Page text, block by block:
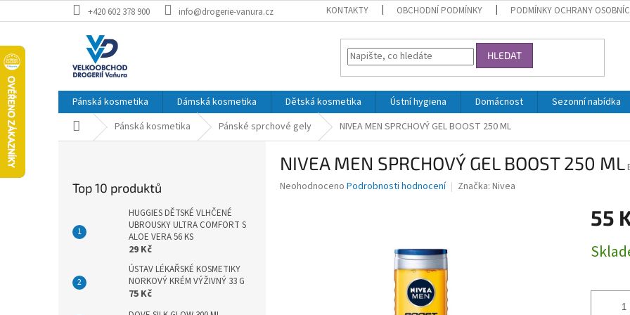
na
+420 602 378 900 info@drogerie-vanura.cz KONTAKTY OBCHODNÍ PODMÍNKY PODMÍNKY OCHRANY
HLEDAT
Pánská kosmetika Dámská kosmetika Dětská kosmetika Ústní hygiena Domácnost Sezonní nabídka
Domů Pánská kosmetika Pánské sprchové gely NIVEA MEN SPRCHOVÝ GEL BOOST 250 ML
Top 10 produktů
HUGGIES DĚTSKÉ VLHČENÉ
UBROUSKY ULTRA COMFORT S
ALOE VERA 56 KS
29 Kč
ÚSTAV LÉKAŘSKÉ KOSMETIKY
NORKOVÝ KRÉM VÝŽIVNÝ 33 G
75 Kč
NIVEA MEN SPRCHOVÝ GEL BOOST 250 ML
Průměrné
Neohodnoceno Podrobnosti hodnocení Značka: Nivea
55
cena: